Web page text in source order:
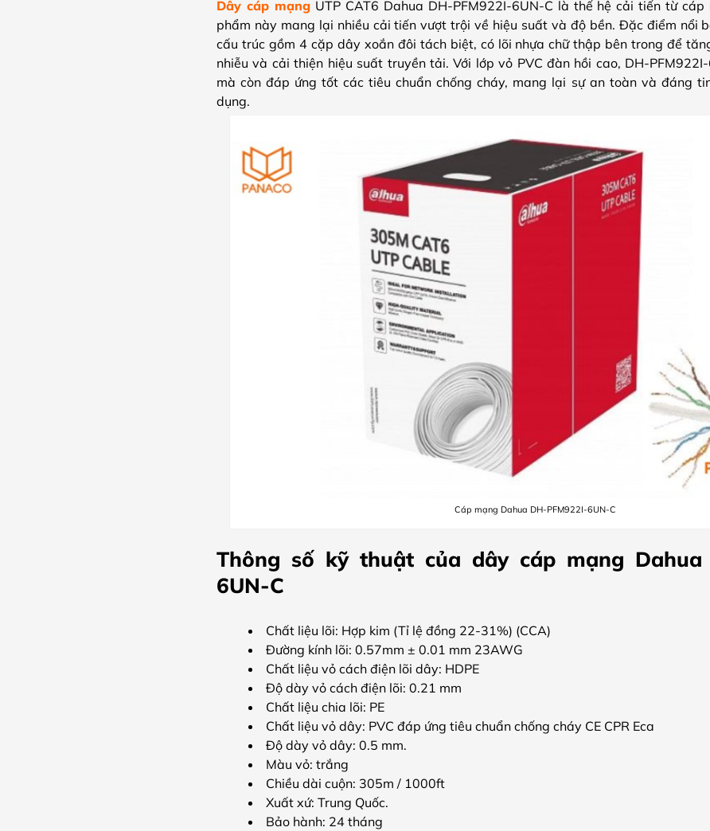
Dây cáp mạngUTP CAT6 Dahua DH-PFM922I-6UN-C là thế hệ cải tiến từ cáp
phẩm này mang lại nhiều cải tiến vượt trội về hiệu suất và độ bền. Đặc điểm nổi
cấu trúc gồm 4 cặp dây xoắn đôi tách biệt, có lõi nhựa chữ thập bên trong để
nhiễu và cải thiện hiệu suất truyền tải. Với lớp vỏ PVC đàn hồi cao, DH-
mà còn đáp ứng tốt các tiêu chuẩn chống cháy, mang lại sự an toàn và đáng
dụng.
Cáp mạng Dahua DH-PFM922I-6UN-C
Thông số kỹ thuật của dây cáp mạng Dahua
6UN-C
Chất liệu lõi: Hợp kim (Tỉ lệ đồng 22-31%) (CCA)
Đường kính lõi: 0.57mm ± 0.01 mm 23AWG
Chất liệu vỏ cách điện lõi dây: HDPE
Độ dày vỏ cách điện lõi: 0.21 mm
Chất liệu chia lõi: PE
Chất liệu vỏ dây: PVC đáp ứng tiêu chuẩn chống cháy CE CPR Eca
Độ dày vỏ dây: 0.5 mm.
Màu vỏ: trắng
Chiều dài cuộn: 305m / 1000ft
Xuất xứ: Trung Quốc.
Bảo hành: 24 tháng